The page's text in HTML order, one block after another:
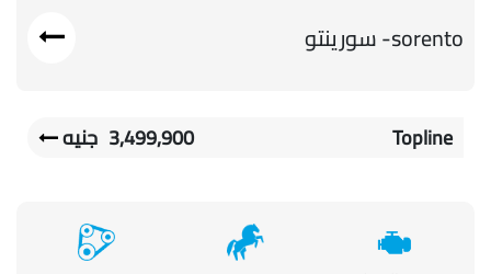
sorento- سورينتو
Topline
3,499,900 جنيه